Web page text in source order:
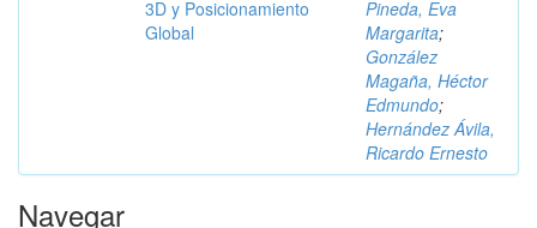
3D y Posicionamiento
Global
Pineda, Eva
Margarita;
González
Magaña, Héctor
Edmundo;
Hernández Ávila,
Ricardo Ernesto
Navegar